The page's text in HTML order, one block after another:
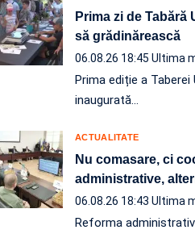
Prima zi de Tabără
să grădinărească
06.08.26 18:45 Ultima
Prima ediție a
inaugurată…
ACTUALITATE
Nu comasare, ci
administrative,
06.08.26 18:43 Ultima
Reforma